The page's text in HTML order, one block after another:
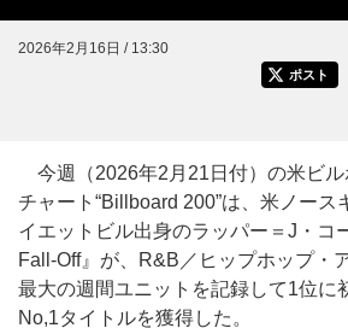
2026年2月16日 / 13:30
ポスト
今週（2026年2月21日付）の米ビル
チャート“Billboard 200”は、米ノース
イエットビル出身のラッパー＝J・コ
Fall-Off』が、R&B／ヒップホップ・
最大の週間ユニットを記録して1位に
No,1タイトルを獲得した。